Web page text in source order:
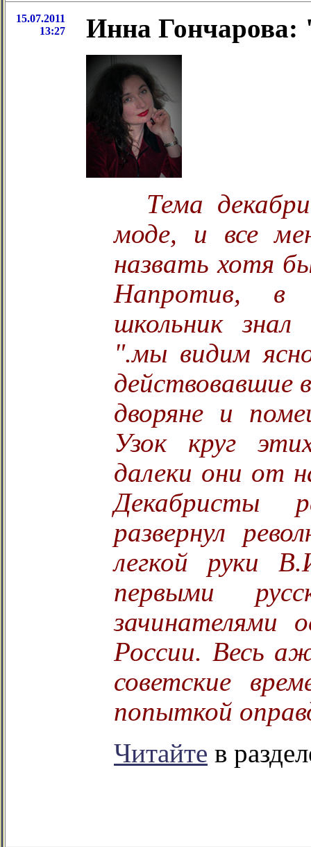
15.07.2011
13:27
Инна
Тема
моде, и все
назвать хотя
Напротив, в
школьник знал
".мы видим
действовавшие
дворяне и
Узок круг
далеки они от
Декабристы
развернул
легкой руки
первыми
зачинателями
России. Весь
советские
попыткой
Читайте в